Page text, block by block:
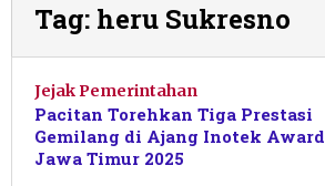
Tag: heru Sukresno
Jejak Pemerintahan
Pacitan Torehkan Tiga Prestasi
Gemilang di Ajang Inotek Award
Jawa Timur 2025